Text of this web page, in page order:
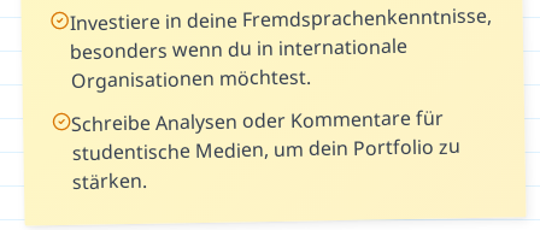
Investiere in deine Fremdsprachenkenntnisse,
besonders wenn du in internationale
Organisationen möchtest.
Schreibe Analysen oder Kommentare für
studentische Medien, um dein Portfolio zu
stärken.